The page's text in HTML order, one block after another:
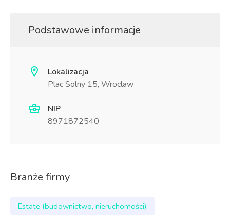
Podstawowe informacje
Lokalizacja
Plac Solny 15, Wroclaw
NIP
8971872540
Branże firmy
Estate (budownictwo, nieruchomości)